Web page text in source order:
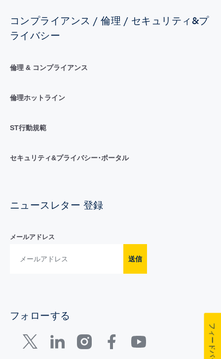
コンプライアンス / 倫理 / セキュリティ&プ
ライバシー
倫理 & コンプライアンス
倫理ホットライン
ST行動規範
セキュリティ&プライバシー･ポータル
ニュースレター 登録
メールアドレス
送信
フォローする
フィードバック